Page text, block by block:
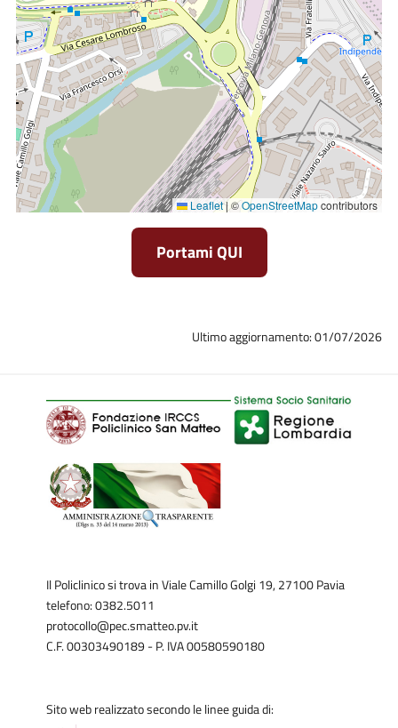
Leaflet|©OpenStreetMapcontributors
Portami QUI
Ultimo aggiornamento: 01/07/2026
Il Policlinico si trova in Viale Camillo Golgi 19, 27100 Pavia
telefono: 0382.5011
protocollo@pec.smatteo.pv.it
C.F. 00303490189 - P. IVA 00580590180
Sito web realizzato secondo le linee guida di: